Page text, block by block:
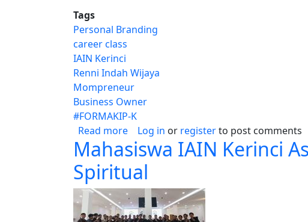
Tags
Personal Branding
career class
IAIN Kerinci
Renni Indah Wijaya
Mompreneur
Business Owner
#FORMAKIP-K
Read moreabout Unlock Your Potential: Tips Jitu
Log in or registerto post comments
Mahasiswa IAIN Kerinci
Spiritual